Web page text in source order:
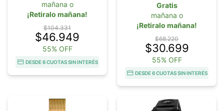
mañana o
¡Retiralo mañana!
$104.331
$46.949
55% OFF
DESDE 6 CUOTAS SIN INTERÉS
Gratis
mañana o
¡Retiralo mañana!
$68.220
$30.699
55% OFF
DESDE 6 CUOTAS SIN INTERÉS